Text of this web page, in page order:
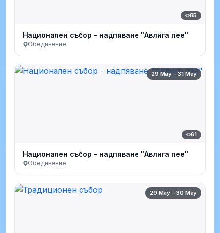
85
Национален събор - надпяване "Авлига пее"
Обединение
29 May – 31 May
61
Национален събор - надпяване "Авлига пее"
Обединение
29 May – 30 May